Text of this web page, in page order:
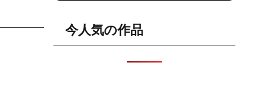
今人気の作品